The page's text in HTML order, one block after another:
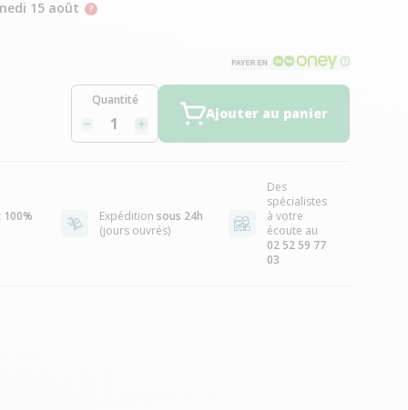
15 août
Quantité
Ajouter au panier
100%
Expédition sous 24h
(jours ouvrés)
Des
spécialistes
à votre
écoute au
02 52 59 77
03